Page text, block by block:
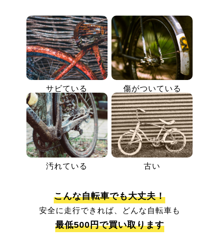
サビている 傷がついている
汚れている 古い
こんな自転車でも大丈夫！
安全に走行できれば、どんな自転車も
最低500円で買い取ります